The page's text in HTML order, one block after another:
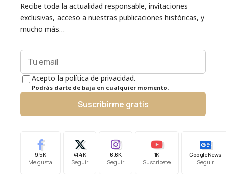
Recibe toda la actualidad responsable, invitaciones
exclusivas, acceso a nuestras publicaciones históricas, y
mucho más…
Acepto la política de privacidad.
Podrás darte de baja en cualquier momento.
Suscribirme gratis
9.5K
Me gusta
41.4K
Seguir
6.6K
Seguir
1K
Suscríbete
Google News
Seguir